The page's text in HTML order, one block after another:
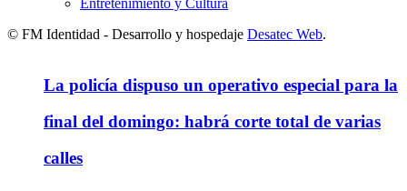
La policía dispuso un operativo especial para la
final del domingo: habrá corte total de varias
calles
© FM Identidad - Desarrollo y hospedaje Desatec Web.